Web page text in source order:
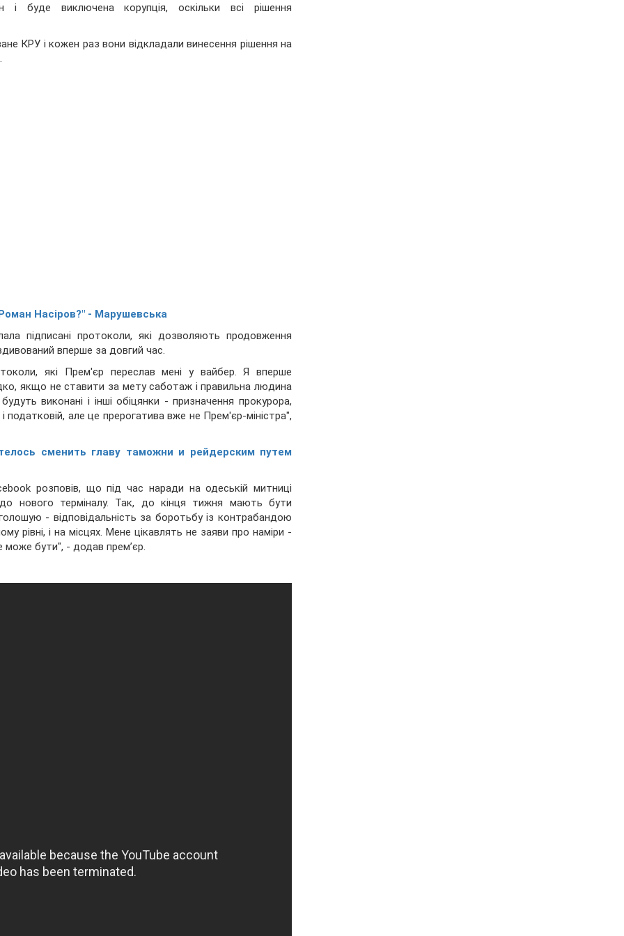
і буде виключена корупція, оскільки всі рішення
КРУ і кожен раз вони відкладали винесення рішення на
Насіров?" - Марушевська
підписані протоколи, які дозволяють продовження
вперше за довгий час.
які Прем'єр переслав мені у вайбер. Я вперше
якщо не ставити за мету саботаж і правильна людина
виконані і інші обіцянки - призначення прокурора,
але це прерогатива вже не Прем'єр-міністра",
сменить главу таможни и рейдерским путем
розповів, що під час наради на одеській митниці
нового терміналу. Так, до кінця тижня мають бути
- відповідальність за боротьбу із контрабандою
рівні, і на місцях. Мене цікавлять не заяви про наміри -
може бути", - додав прем’єр.